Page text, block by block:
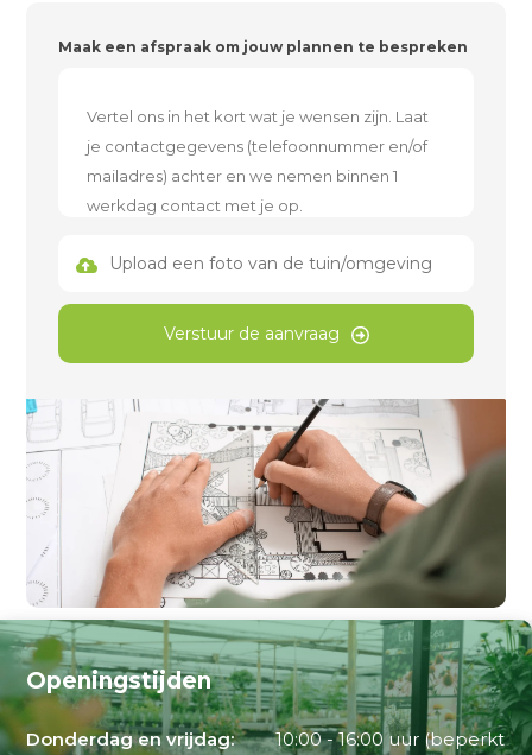
Maak een afspraak om jouw plannen te bespreken
Upload een foto van de tuin/omgeving
Verstuur de aanvraag
Openingstijden
Donderdag en vrijdag:
10:00 - 16:00 uur (beperkt